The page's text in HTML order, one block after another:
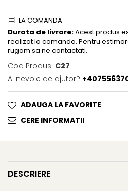
LA COMANDA
Durata de livrare:Acest produs
realizat la comanda. Pentru
rugam sa ne contactati.
Cod Produs: C27
Ai nevoie de ajutor?
ADAUGA LA FAVORITE
CERE INFORMATII
DESCRIERE